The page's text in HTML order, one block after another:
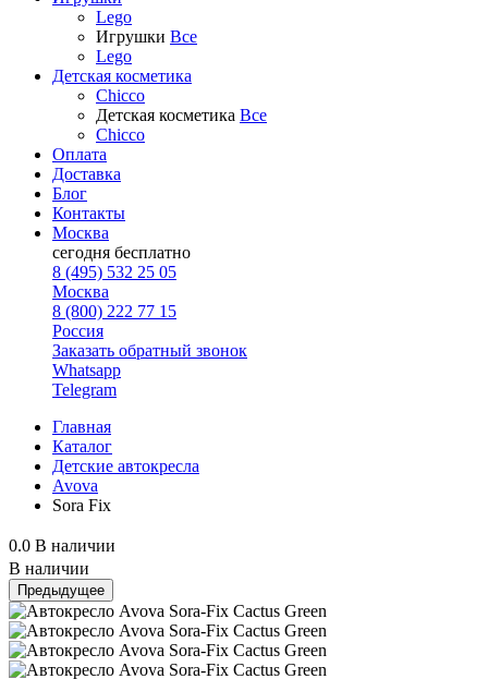
Lego
Игрушки Все
Lego
Детская косметика
Chicco
Детская косметика Все
Chicco
Оплата
Доставка
Блог
Контакты
Москва
сегодня бесплатно
8 (495) 532 25 05
Москва
8 (800) 222 77 15
Россия
Заказать обратный звонок
Whatsapp
Telegram
Главная
Каталог
Детские автокресла
Avova
Sora Fix
0.0 В наличии
В наличии
Предыдущее